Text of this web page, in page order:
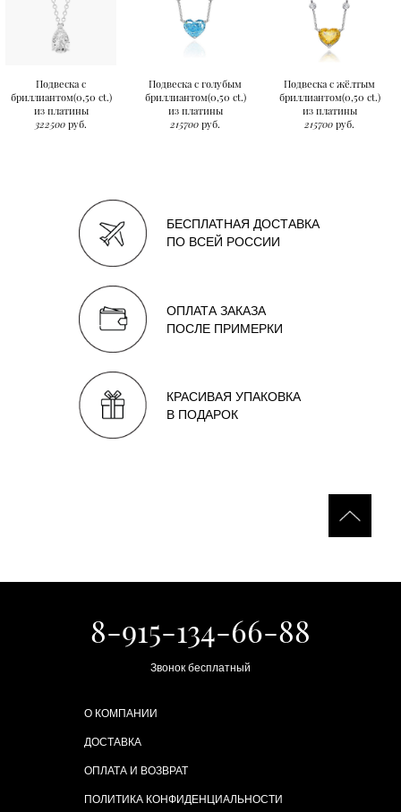
Подвеска с
бриллиантом(0,50 ct.)
из платины
322500 руб.
Подвеска с голубым
бриллиантом(0,50 ct.)
из платины
215700 руб.
Подвеска с жёлтым
бриллиантом(0,50 ct.)
из платины
215700 руб.
БЕСПЛАТНАЯ ДОСТАВКА
ПО ВСЕЙ РОССИИ
ОПЛАТА ЗАКАЗА
ПОСЛЕ ПРИМЕРКИ
КРАСИВАЯ УПАКОВКА
В ПОДАРОК
8-915-134-66-88
Звонок бесплатный
О КОМПАНИИ
ДОСТАВКА
ОПЛАТА И ВОЗВРАТ
ПОЛИТИКА КОНФИДЕНЦИАЛЬНОСТИ